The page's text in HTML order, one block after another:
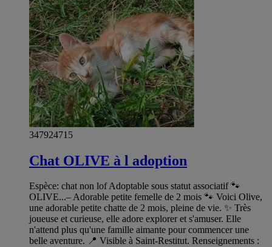
347924715
Chat OLIVE à l adoption
Espèce: chat non lof Adoptable sous statut associatif 🐾
OLIVE...– Adorable petite femelle de 2 mois 🐾 Voici Olive,
une adorable petite chatte de 2 mois, pleine de vie. ✨ Très
joueuse et curieuse, elle adore explorer et s'amuser. Elle
n'attend plus qu'une famille aimante pour commencer une
belle aventure. 📍 Visible à Saint-Restitut. Renseignements :